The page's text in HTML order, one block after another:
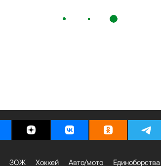
ЗОЖ Хоккей Авто/мото Единоборства